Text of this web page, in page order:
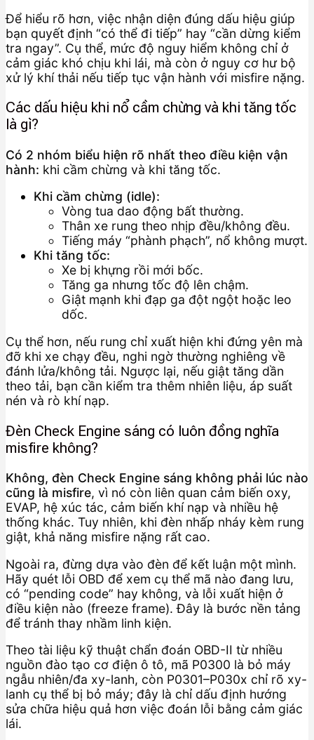
Để hiểu rõ hơn, việc nhận diện đúng dấu hiệu giúp
bạn quyết định “có thể đi tiếp” hay “cần dừng kiểm
tra ngay”. Cụ thể, mức độ nguy hiểm không chỉ ở
cảm giác khó chịu khi lái, mà còn ở nguy cơ hư bộ
xử lý khí thải nếu tiếp tục vận hành với misfire nặng.
Các dấu hiệu khi nổ cầm chừng và khi tăng tốc
là gì?
Có 2 nhóm biểu hiện rõ nhất theo điều kiện vận
hành: khi cầm chừng và khi tăng tốc.
Khi cầm chừng (idle):
Vòng tua dao động bất thường.
Thân xe rung theo nhịp đều/không đều.
Tiếng máy “phành phạch”, nổ không mượt.
Khi tăng tốc:
Xe bị khựng rồi mới bốc.
Tăng ga nhưng tốc độ lên chậm.
Giật mạnh khi đạp ga đột ngột hoặc leo
dốc.
Cụ thể hơn, nếu rung chỉ xuất hiện khi đứng yên mà
đỡ khi xe chạy đều, nghi ngờ thường nghiêng về
đánh lửa/không tải. Ngược lại, nếu giật tăng dần
theo tải, bạn cần kiểm tra thêm nhiên liệu, áp suất
nén và rò khí nạp.
Đèn Check Engine sáng có luôn đồng nghĩa
misfire không?
Không, đèn Check Engine sáng không phải lúc nào
cũng là misfire, vì nó còn liên quan cảm biến oxy,
EVAP, hệ xúc tác, cảm biến khí nạp và nhiều hệ
thống khác. Tuy nhiên, khi đèn nhấp nháy kèm rung
giật, khả năng misfire nặng rất cao.
Ngoài ra, đừng dựa vào đèn để kết luận một mình.
Hãy quét lỗi OBD để xem cụ thể mã nào đang lưu,
có “pending code” hay không, và lỗi xuất hiện ở
điều kiện nào (freeze frame). Đây là bước nền tảng
để tránh thay nhầm linh kiện.
Theo tài liệu kỹ thuật chẩn đoán OBD-II từ nhiều
nguồn đào tạo cơ điện ô tô, mã P0300 là bỏ máy
ngẫu nhiên/đa xy-lanh, còn P0301–P030x chỉ rõ xy-
lanh cụ thể bị bỏ máy; đây là chỉ dấu định hướng
sửa chữa hiệu quả hơn việc đoán lỗi bằng cảm giác
lái.